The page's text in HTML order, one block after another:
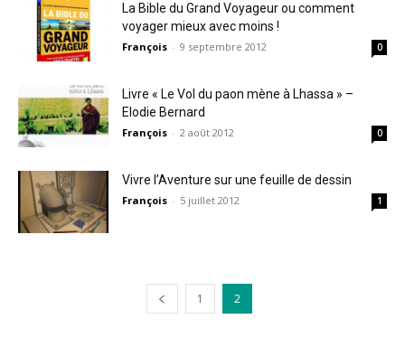
La Bible du Grand Voyageur ou comment
voyager mieux avec moins !
François - 9 septembre 2012 0
Livre « Le Vol du paon mène à Lhassa » –
Elodie Bernard
François - 2 août 2012 0
Vivre l’Aventure sur une feuille de dessin
François - 5 juillet 2012 1
1 2